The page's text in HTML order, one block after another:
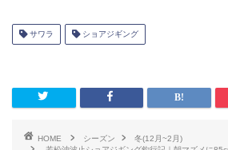
サワラ ショアジギング
HOME シーズン
冬(12月~2月)